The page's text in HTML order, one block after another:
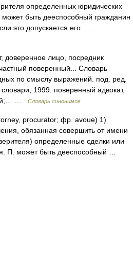
определенных юридических
быть дееспособный гражданин
это допускается его… …
доверенное лицо, посредник
поверенный... Словарь
по смыслу выражений. под. ред.
1999. поверенный адвокат,
…
Словарь синонимов
procurator; фр. avoue) 1)
обязанная совершить от имени
определенные сделки или
П. может быть дееспособный …